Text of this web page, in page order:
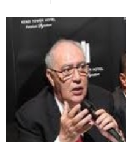
Circuits touristiques
Tourisme
Régions